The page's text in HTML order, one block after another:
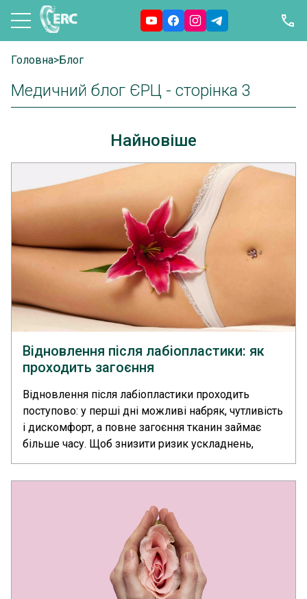
Головна> Блог
Медичний блог ЄРЦ - сторінка 3
Найновіше
Відновлення після лабіопластики: як
проходить загоєння
Відновлення після лабіопластики проходить
поступово: у перші дні можливі набряк, чутливість
і дискомфорт, а повне загоєння тканин займає
більше часу. Щоб знизити ризик ускладнень,
важливо дотримуватися рекомендацій лікаря й
корекцію статевих губ та контроль над
реабілітацією пацієнтки проводить пластичний